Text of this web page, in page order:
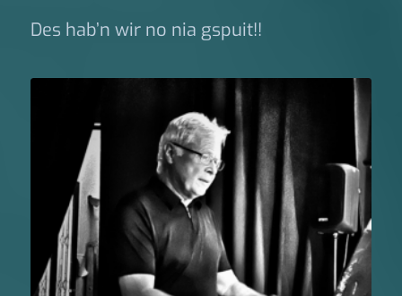
Des hab’n wir no nia gspuit!!